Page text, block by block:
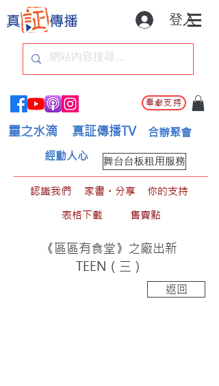
登入
奉獻支持
靈之水滴 真証傳播TV 合辦聚會
舞台台板租用服務
經動人心
認識我們 家書。分享
你的支持
表格下載
售賣點
《區區有食堂》之廠出新
TEEN（三）
返回